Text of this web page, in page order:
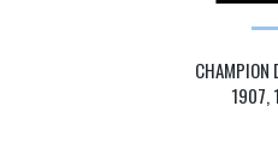
CHAMPION
1907,